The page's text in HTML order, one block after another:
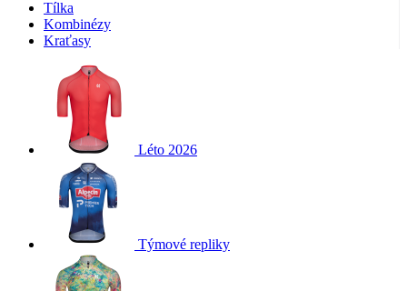
Tílka
Kombinézy
Kraťasy
Léto 2026
Týmové repliky